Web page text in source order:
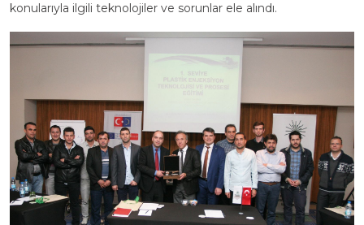
konularıyla ilgili teknolojiler ve sorunlar ele alındı.